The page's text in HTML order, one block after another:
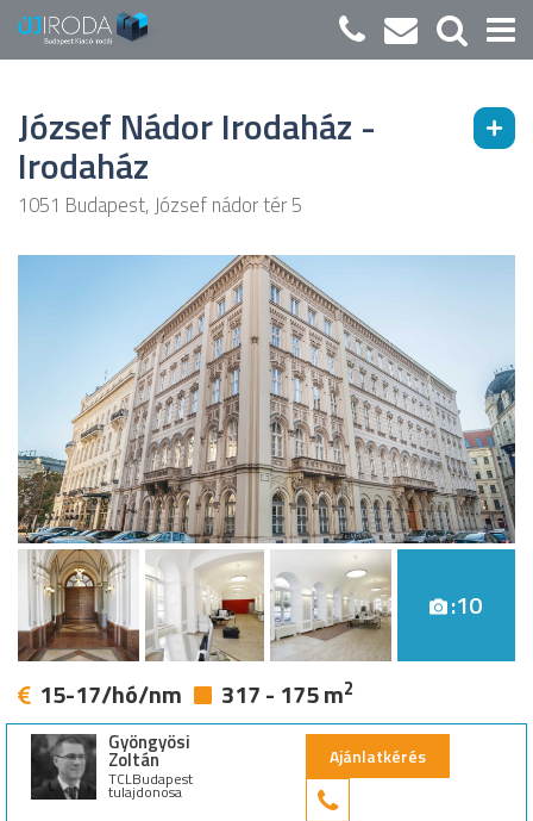
József Nádor Irodaház -
Irodaház
1051 Budapest, József nádor tér 5
:10
15-17/hó/nm 317 - 175 m2
Gyöngyösi
Zoltán
TCLBudapest
tulajdonosa
Ajánlatkérés